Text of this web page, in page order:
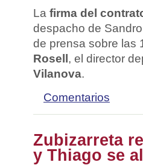
La firma del
despacho de
de prensa sobre las
Rosell, el director
Vilanova.
Comentarios
Zubizarreta
y Thiago se